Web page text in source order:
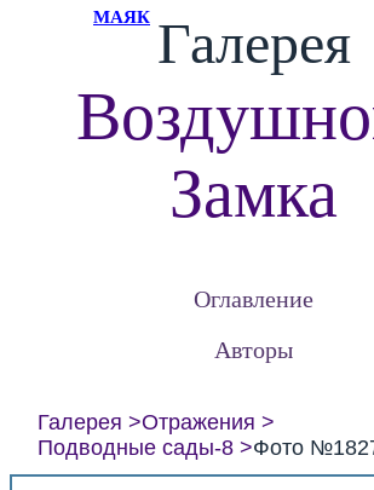
МАЯК Галерея
Замка
Оглавление
Авторы
Галерея
Отражения
Подводные сады-8
Фото